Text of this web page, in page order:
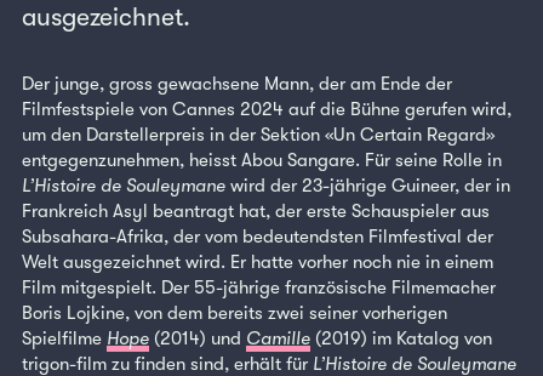
ausgezeichnet.
Der junge, gross gewachsene Mann, der am Ende der
Filmfestspiele von Cannes 2024 auf die Bühne gerufen wird,
um den Darstellerpreis in der Sektion «Un Certain Regard»
entgegenzunehmen, heisst Abou Sangare. Für seine Rolle in
L’Histoire de Souleymane wird der 23-jährige Guineer, der in
Frankreich Asyl beantragt hat, der erste Schauspieler aus
Subsahara-Afrika, der vom bedeutendsten Filmfestival der
Welt ausgezeichnet wird. Er hatte vorher noch nie in einem
Film mitgespielt. Der 55-jährige französische Filmemacher
Boris Lojkine, von dem bereits zwei seiner vorherigen
Spielfilme Hope (2014) und Camille (2019) im Katalog von
trigon-film zu finden sind, erhält für L’Histoire de Souleymane